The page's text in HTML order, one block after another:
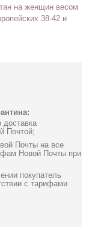
на женщин весом
38-42 и
доставка
Почтой;
Почты на все
Новой Почты при
покупатель
с тарифами